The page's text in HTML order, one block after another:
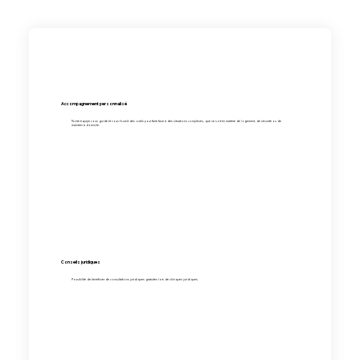
Accompagnement personnalisé
Notre équipe vous guide et vous fournit des outils pour faire face à des situations complexes, que ce soit en matière de logement, de sécurité ou de
maintien à domicile.
Conseils juridiques
Possibilité de bénéficier de consultations juridiques gratuites lors de cliniques juridiques.